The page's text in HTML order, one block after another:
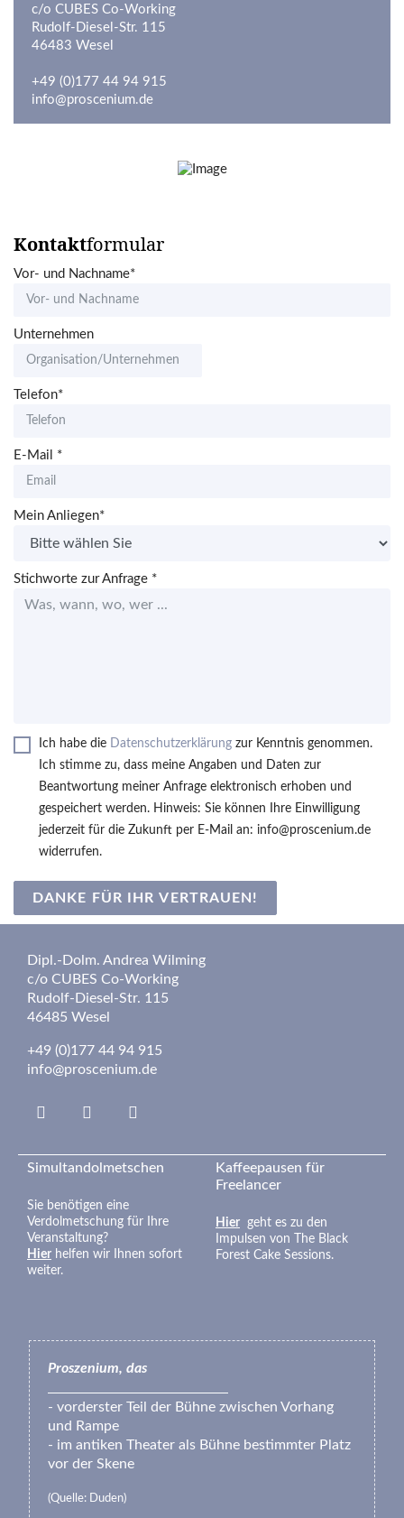
c/o CUBES Co-Working
Rudolf-Diesel-Str. 115
46483 Wesel
+49 (0)177 44 94 915
info@proscenium.de
Kontaktformular
Vor- und Nachname*
Unternehmen
Telefon*
E-Mail *
Mein Anliegen*
Stichworte zur Anfrage *
Ich habe die Datenschutzerklärung zur Kenntnis genommen.
Ich stimme zu, dass meine Angaben und Daten zur
Beantwortung meiner Anfrage elektronisch erhoben und
gespeichert werden. Hinweis: Sie können Ihre Einwilligung
jederzeit für die Zukunft per E-Mail an: info@proscenium.de
widerrufen.
DANKE FÜR IHR VERTRAUEN!
Dipl.-Dolm. Andrea Wilming
c/o CUBES Co-Working
Rudolf-Diesel-Str. 115
46485 Wesel
+49 (0)177 44 94 915
info@proscenium.de
google
Simultandolmetschen
Sie benötigen eine
Verdolmetschung für Ihre
Veranstaltung?
Hier helfen wir Ihnen sofort
weiter.
Kaffeepausen für
Freelancer
Hier geht es zu den
Impulsen von The Black
Forest Cake Sessions.
Proszenium, das
- vorderster Teil der Bühne zwischen Vorhang
und Rampe
- im antiken Theater als Bühne bestimmter Platz
vor der Skene
(Quelle: Duden)